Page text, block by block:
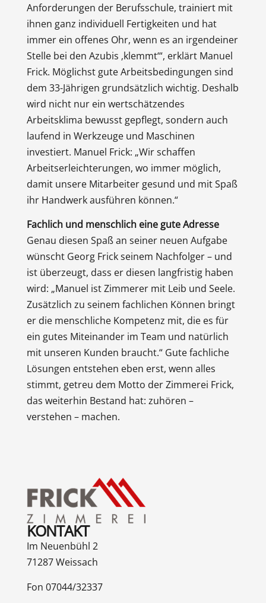
Anforderungen der Berufsschule, trainiert mit
ihnen ganz individuell Fertigkeiten und hat
immer ein offenes Ohr, wenn es an irgendeiner
Stelle bei den Azubis ‚klemmt‘“, erklärt Manuel
Frick. Möglichst gute Arbeitsbedingungen sind
dem 33-Jährigen grundsätzlich wichtig. Deshalb
wird nicht nur ein wertschätzendes
Arbeitsklima bewusst gepflegt, sondern auch
laufend in Werkzeuge und Maschinen
investiert. Manuel Frick: „Wir schaffen
Arbeitserleichterungen, wo immer möglich,
damit unsere Mitarbeiter gesund und mit Spaß
ihr Handwerk ausführen können.“
Fachlich und menschlich eine gute Adresse
Genau diesen Spaß an seiner neuen Aufgabe
wünscht Georg Frick seinem Nachfolger – und
ist überzeugt, dass er diesen langfristig haben
wird: „Manuel ist Zimmerer mit Leib und Seele.
Zusätzlich zu seinem fachlichen Können bringt
er die menschliche Kompetenz mit, die es für
ein gutes Miteinander im Team und natürlich
mit unseren Kunden braucht.“ Gute fachliche
Lösungen entstehen eben erst, wenn alles
stimmt, getreu dem Motto der Zimmerei Frick,
das weiterhin Bestand hat: zuhören –
verstehen – machen.
KONTAKT
Im Neuenbühl 2
71287 Weissach
Fon 07044/32337